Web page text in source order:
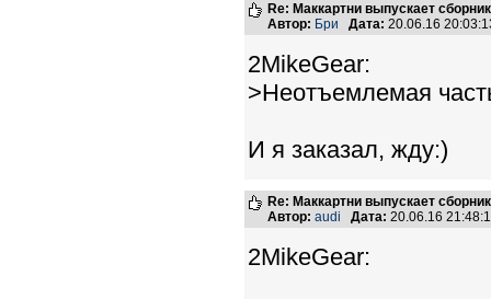
Re: Маккартни выпускает
Автор: Бри Дата: 20.06.16
2MikeGear:
>Неотъемлемая
И я заказал, жду:)
Re: Маккартни выпускает
Автор: audi Дата: 20.06.16
2MikeGear: